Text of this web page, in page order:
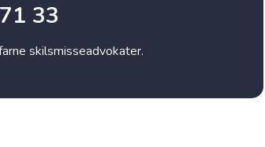
33
skilsmisseadvokater.